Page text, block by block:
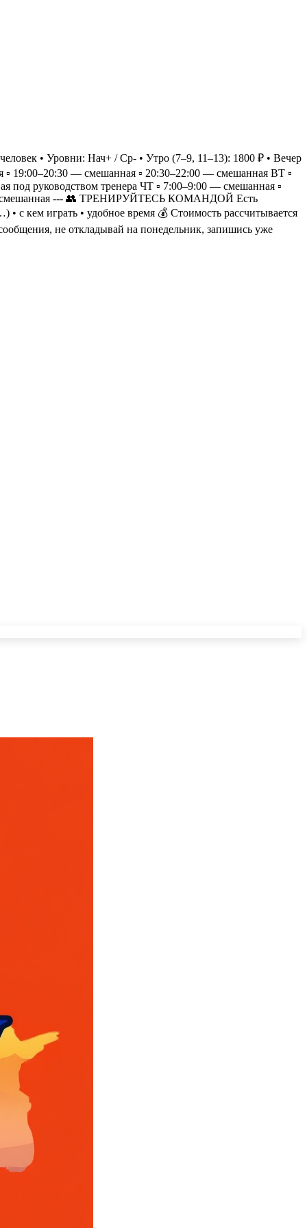
• Уровни: Нач+ / Ср- • Утро (7–9, 11–13): 1800 ₽ • Вечер
— смешанная ▫️ 20:30–22:00 — смешанная ВТ ▫️
руководством тренера ЧТ ▫️ 7:00–9:00 — смешанная ▫️
— смешанная --- 👥 ТРЕНИРУЙТЕСЬ КОМАНДОЙ Есть
с кем играть • удобное время 💰 Стоимость рассчитывается
не откладывай на понедельник, запишись уже